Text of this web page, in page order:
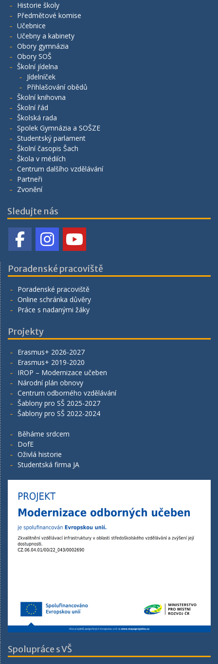
Historie školy
Předmětové komise
Učebnice
Učebny a kabinety
Obory gymnázia
Obory SOŠ
Školní jídelna
Jídelníček
Přihlašování obědů
Školní knihovna
Školní řád
Školská rada
Spolek Gymnázia a SOŠZE
Studentský parlament
Školní časopis Šach
Škola v médiích
Centrum dalšího vzdělávání
Partneři
Zvonění
Sledujte nás
Poradenské pracoviště
Poradenské pracoviště
Online schránka důvěry
Práce s nadanými žáky
Projekty
Erasmus+ 2026-2027
Erasmus+ 2019-2020
IROP – Modernizace učeben
Národní plán obnovy
Centrum odborného vzdělávání
Šablony pro SŠ 2025-2027
Šablony pro SŠ 2022-2024
Běháme srdcem
DofE
Oživlá historie
Studentská firma JA
Spolupráce s VŠ